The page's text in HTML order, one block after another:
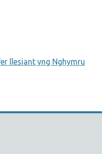
llesiant yng Nghymru